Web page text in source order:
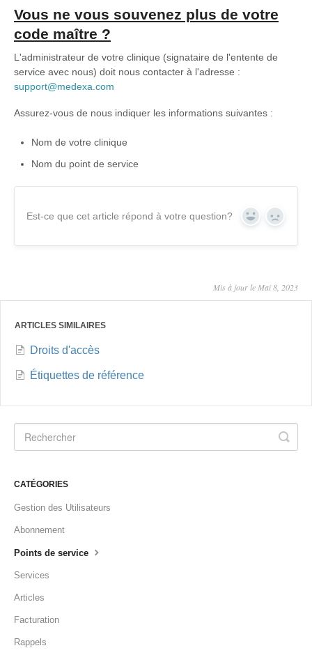
Vous ne vous souvenez plus de votre
code maître ?
L'administrateur de votre clinique (signataire de l'entente de
service avec nous) doit nous contacter à l'adresse :
support@medexa.com
Assurez-vous de nous indiquer les informations suivantes :
Nom de votre clinique
Nom du point de service
Est-ce que cet article répond à votre question? Yes No
Mis à jour le Mai 8, 2023
ARTICLES SIMILAIRES
Droits d'accès
Étiquettes de référence
CATÉGORIES
Gestion des Utilisateurs
Abonnement
Points de service
Services
Articles
Facturation
Rappels